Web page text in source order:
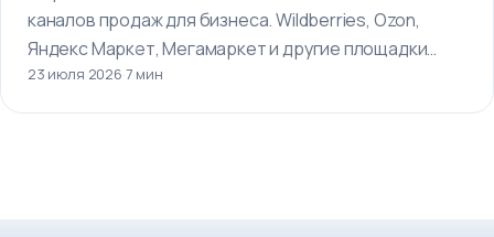
каналов продаж для бизнеса. Wildberries, Ozon,
Яндекс Маркет, Мегамаркет и другие площадки…
23 июля 2026·7 мин